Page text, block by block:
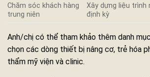
Chăm sóc khách hàng
trung niên
Xây dựng liệu
định kỳ
Anh/chị có thể tham khảo thêm danh mục
chọn các dòng thiết bị nâng cơ, trẻ hóa
thẩm mỹ viện và clinic.